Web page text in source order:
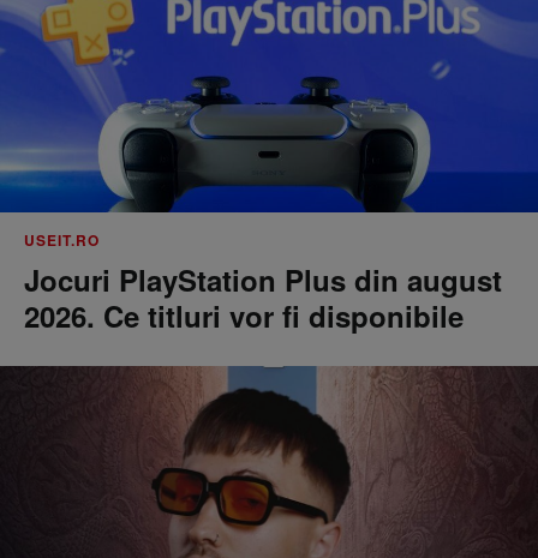
USEIT.RO
Jocuri PlayStation Plus din august
2026. Ce titluri vor fi disponibile